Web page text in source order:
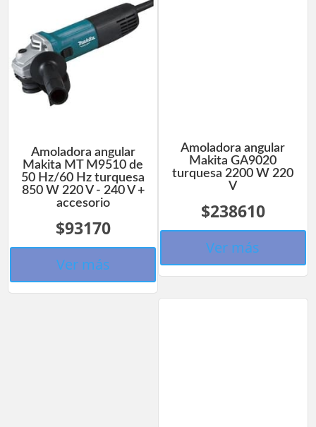
Amoladora angular
Makita MT M9510 de
50 Hz/60 Hz turquesa
850 W 220 V - 240 V +
accesorio
$93170
Ver más
Amoladora angular
Makita GA9020
turquesa 2200 W 220
V
$238610
Ver más